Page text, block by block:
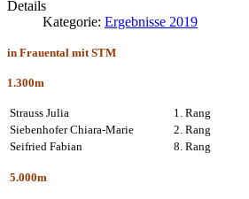
Details
Kategorie: Ergebnisse 2019
in Frauental mit STM
1.300m
Strauss Julia 1. Rang
Siebenhofer Chiara-Marie
2. Rang
Seifried Fabian
8. Rang
5.000m